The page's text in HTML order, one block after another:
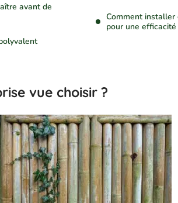
avant de
Comment
pour une
vue choisir ?